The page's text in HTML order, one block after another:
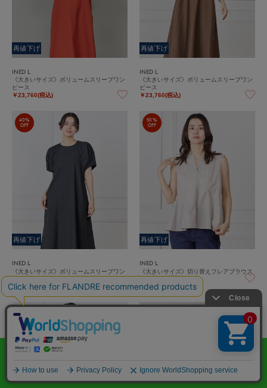
再値下げ
INED L
《大きいサイズ》ボリュームスリーブワン
ピース
￥23,760(税込)
再値下げ
INED L
《大きいサイズ》ボリュームスリーブワン
ピース
￥23,760(税込)
40%
OFF
再値下げ
INED L
《大きいサイズ》ボリュームスリーブワン
ピース
￥23,760(税込)
50%
OFF
再値下げ
INED L
《大きいサイズ》切り替えフレアブラウス
OFF